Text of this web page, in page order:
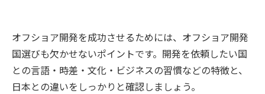
オフショア開発を成功させるためには、オフショア開発
国選びも欠かせないポイントです。開発を依頼したい国
との言語・時差・文化・ビジネスの習慣などの特徴と、
日本との違いをしっかりと確認しましょう。